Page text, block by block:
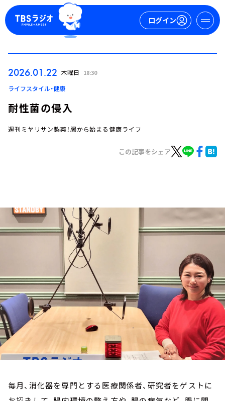
ログイン
ログイン
トピックス
TBS Podcast
お知らせ
イベント・グッズ
YouTube
会社情報
2026.01.22 木曜日 18:30
ライフスタイル・健康
耐性菌の侵入
週刊ミヤリサン製薬！腸から始まる健康ライフ
この記事をシェア
毎月、消化器を専門とする医療関係者、研究者をゲストに